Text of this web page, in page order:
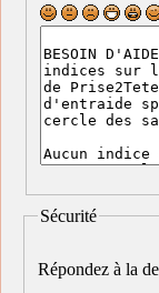
Sécurité
Répondez à la